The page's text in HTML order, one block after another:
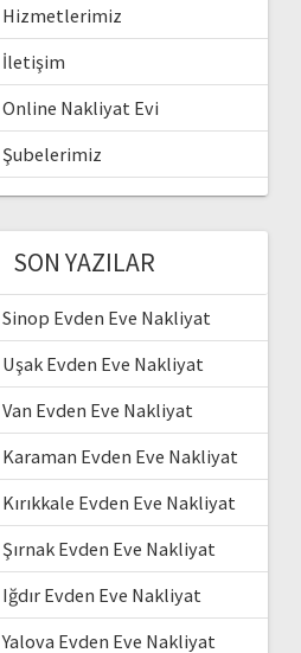
Hizmetlerimiz
İletişim
Online Nakliyat Evi
Şubelerimiz
SON YAZILAR
Sinop Evden Eve Nakliyat
Uşak Evden Eve Nakliyat
Van Evden Eve Nakliyat
Karaman Evden Eve Nakliyat
Kırıkkale Evden Eve Nakliyat
Şırnak Evden Eve Nakliyat
Iğdır Evden Eve Nakliyat
Yalova Evden Eve Nakliyat